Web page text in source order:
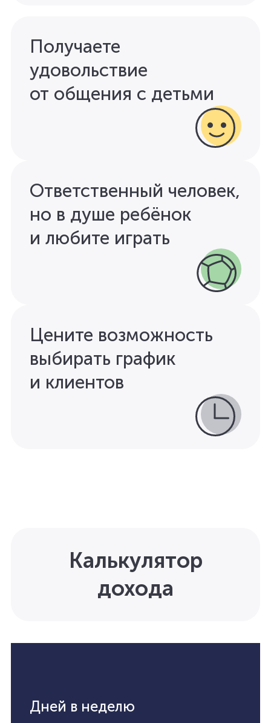
Получаете
удовольствие
от общения с детьми
Ответственный человек,
но в душе ребёнок
и любите играть
Цените возможность
выбирать график
и клиентов
Калькулятор
дохода
Дней в неделю